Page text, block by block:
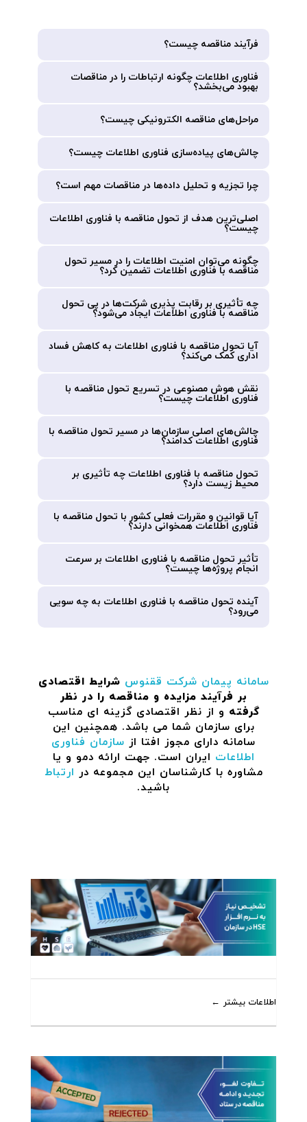
فرآیند مناقصه چیست؟
فناوری اطلاعات چگونه ارتباطات را در مناقصات
بهبود می‌بخشد؟
مراحل‌های مناقصه الکترونیکی چیست؟
چالش‌های پیاده‌سازی فناوری اطلاعات چیست؟
چرا تجزیه و تحلیل داده‌ها در مناقصات مهم است؟
اصلی‌ترین هدف از تحول مناقصه با فناوری اطلاعات
چیست؟
چگونه می‌توان امنیت اطلاعات را در مسیر تحول
مناقصه با فناوری اطلاعات تضمین کرد؟
چه تأثیری بر رقابت پذیری شرکت‌ها در پی تحول
مناقصه با فناوری اطلاعات ایجاد می‌شود؟
آیا تحول مناقصه با فناوری اطلاعات به کاهش فساد
اداری کمک می‌کند؟
نقش هوش مصنوعی در تسریع تحول مناقصه با
فناوری اطلاعات چیست؟
چالش‌های اصلی سازمان‌ها در مسیر تحول مناقصه با
فناوری اطلاعات کدامند؟
تحول مناقصه با فناوری اطلاعات چه تأثیری بر
محیط زیست دارد؟
آیا قوانین و مقررات فعلی کشور با تحول مناقصه با
فناوری اطلاعات همخوانی دارند؟
تأثیر تحول مناقصه با فناوری اطلاعات بر سرعت
انجام پروژه‌ها چیست؟
آینده تحول مناقصه با فناوری اطلاعات به چه سویی
می‌رود؟
سامانه پیمان شرکت ققنوس شرایط اقتصادی
بر فرآیند مزایده و مناقصه را در نظر
گرفته و از نظر اقتصادی گزینه ای مناسب
برای سازمان شما می باشد. همچنین این
سامانه دارای مجوز افتا از سازمان فناوری
اطلاعات ایران است. جهت ارائه دمو و یا
مشاوره با کارشناسان این مجموعه در ارتباط
باشید.
اطلاعات بیشتر